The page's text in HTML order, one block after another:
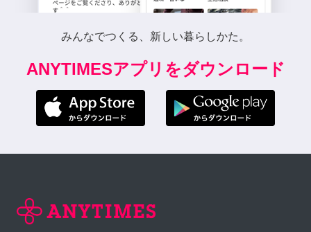
みんなでつくる、新しい暮らしかた。
ANYTIMESアプリをダウンロード